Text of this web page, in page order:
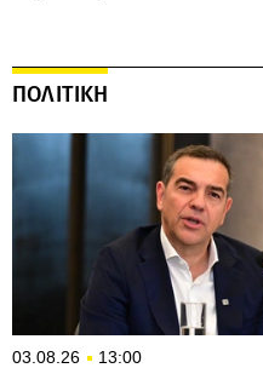
ΠΟΛΙΤΙΚΗ
03.08.26 13:00